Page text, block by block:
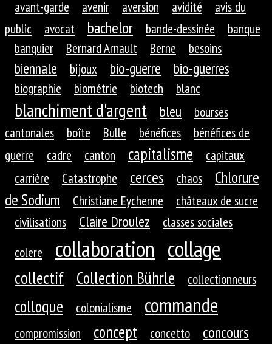
avant-garde avenir aversion avidité
avis du
public
avocat bachelor bande-dessinée
banque
banquier
Bernard Arnault Berne besoins
biennale bijoux bio-guerre bio-guerres
biographie biométrie biotech blanc
blanchiment d'argent bleu
bourses
cantonales
boîte Bulle bénéfices
bénéfices de
guerre
cadre canton capitalisme
capitaux
carrière
Catastrophe cerces chaos
Chlorure
de Sodium
Christiane Eychenne
châteaux de sucre
civilisations
Claire Droulez
classes sociales
colere
collaboration collage
collectif Collection Bührle collectionneurs
colloque colonialisme commande
compromission concept concetto concours